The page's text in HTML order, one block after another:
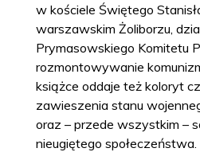
w kościele Świętego
warszawskim Żoliborzu,
Prymasowskiego Komitetu
rozmontowywanie
książce oddaje też koloryt
zawieszenia stanu
oraz – przede wszystkim –
nieugiętego społeczeństwa.